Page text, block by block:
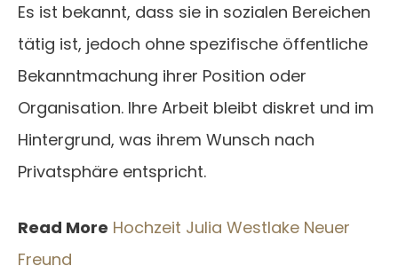
Es ist bekannt, dass sie in sozialen Bereichen
tätig ist, jedoch ohne spezifische öffentliche
Bekanntmachung ihrer Position oder
Organisation. Ihre Arbeit bleibt diskret und im
Hintergrund, was ihrem Wunsch nach
Privatsphäre entspricht.
Read More Hochzeit Julia Westlake Neuer
Freund